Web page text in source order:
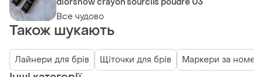
Все чудово
Також шукають
Лайнери для брів Щіточки для брів Маркери за